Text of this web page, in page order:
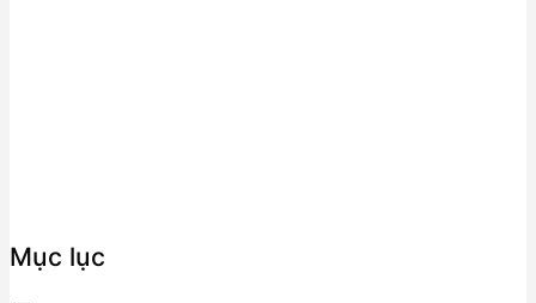
Mục lục